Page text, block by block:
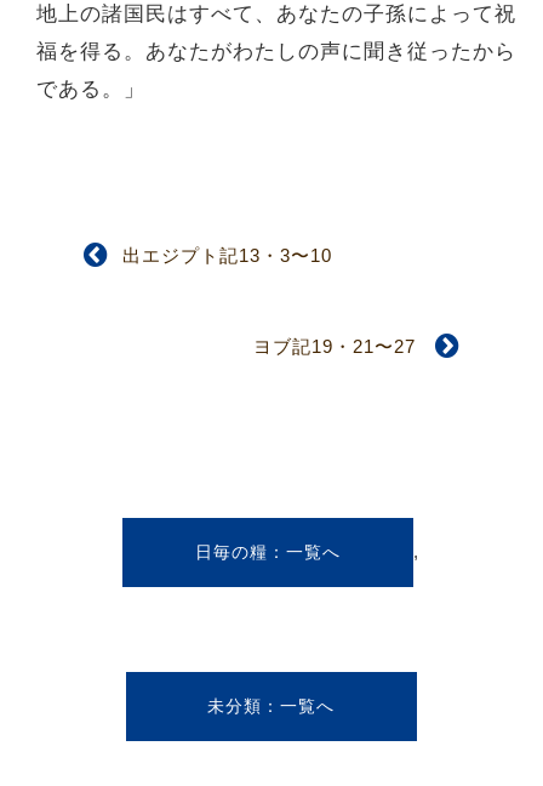
地上の諸国民はすべて、あなたの子孫によって祝
福を得る。あなたがわたしの声に聞き従ったから
である。」
出エジプト記13・3〜10
ヨブ記19・21〜27
日毎の糧 ,
未分類